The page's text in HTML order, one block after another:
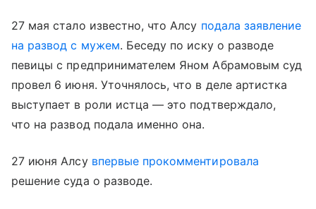
27 мая стало известно, что Алсу подала заявление
на развод с мужем. Беседу по иску о разводе
певицы с предпринимателем Яном Абрамовым суд
провел 6 июня. Уточнялось, что в деле артистка
выступает в роли истца — это подтверждало,
что на развод подала именно она.
27 июня Алсу впервые прокомментировала
решение суда о разводе.